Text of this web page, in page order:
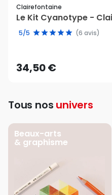
Clairefontaine
Le Kit Cyanotype -
5/5 (6 avis)
34,50 €
Tous nos univers
Beaux-arts
& graphisme